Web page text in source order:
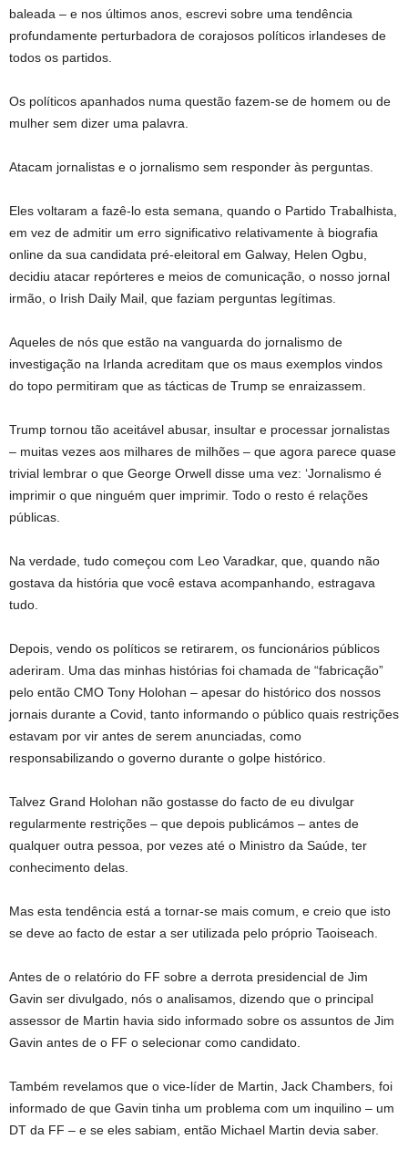
baleada – e nos últimos anos, escrevi sobre uma tendência
profundamente perturbadora de corajosos políticos irlandeses de
todos os partidos.
Os políticos apanhados numa questão fazem-se de homem ou de
mulher sem dizer uma palavra.
Atacam jornalistas e o jornalismo sem responder às perguntas.
Eles voltaram a fazê-lo esta semana, quando o Partido Trabalhista,
em vez de admitir um erro significativo relativamente à biografia
online da sua candidata pré-eleitoral em Galway, Helen Ogbu,
decidiu atacar repórteres e meios de comunicação, o nosso jornal
irmão, o Irish Daily Mail, que faziam perguntas legítimas.
Aqueles de nós que estão na vanguarda do jornalismo de
investigação na Irlanda acreditam que os maus exemplos vindos
do topo permitiram que as tácticas de Trump se enraizassem.
Trump tornou tão aceitável abusar, insultar e processar jornalistas
– muitas vezes aos milhares de milhões – que agora parece quase
trivial lembrar o que George Orwell disse uma vez: ‘Jornalismo é
imprimir o que ninguém quer imprimir. Todo o resto é relações
públicas.
Na verdade, tudo começou com Leo Varadkar, que, quando não
gostava da história que você estava acompanhando, estragava
tudo.
Depois, vendo os políticos se retirarem, os funcionários públicos
aderiram. Uma das minhas histórias foi chamada de “fabricação”
pelo então CMO Tony Holohan – apesar do histórico dos nossos
jornais durante a Covid, tanto informando o público quais restrições
estavam por vir antes de serem anunciadas, como
responsabilizando o governo durante o golpe histórico.
Talvez Grand Holohan não gostasse do facto de eu divulgar
regularmente restrições – que depois publicámos – antes de
qualquer outra pessoa, por vezes até o Ministro da Saúde, ter
conhecimento delas.
Mas esta tendência está a tornar-se mais comum, e creio que isto
se deve ao facto de estar a ser utilizada pelo próprio Taoiseach.
Antes de o relatório do FF sobre a derrota presidencial de Jim
Gavin ser divulgado, nós o analisamos, dizendo que o principal
assessor de Martin havia sido informado sobre os assuntos de Jim
Gavin antes de o FF o selecionar como candidato.
Também revelamos que o vice-líder de Martin, Jack Chambers, foi
informado de que Gavin tinha um problema com um inquilino – um
DT da FF – e se eles sabiam, então Michael Martin devia saber.